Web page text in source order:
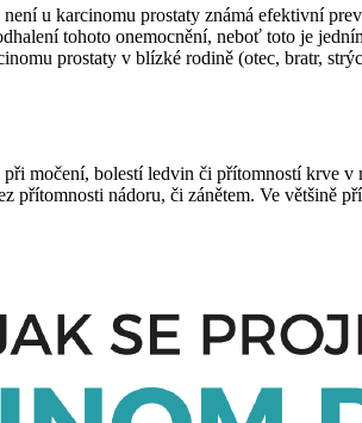
u karcinomu prostaty známá efektivní
tohoto onemocnění, neboť toto je
prostaty v blízké rodině (otec, bratr,
močení, bolestí ledvin či přítomností krve
přítomnosti nádoru, či zánětem. Ve většině